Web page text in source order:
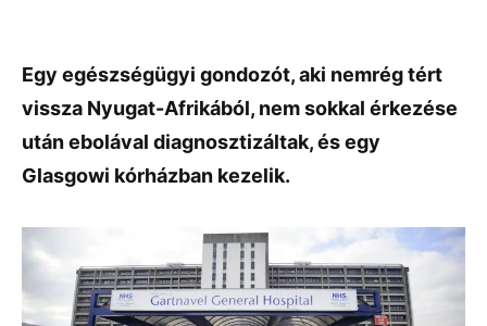
Egy egészségügyi gondozót, aki nemrég tért
vissza Nyugat-Afrikából, nem sokkal érkezése
után ebolával diagnosztizáltak, és egy
Glasgowi kórházban kezelik.